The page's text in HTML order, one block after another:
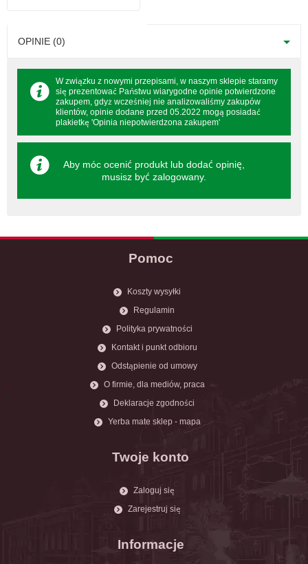
OPINIE (0)
W związku z nowymi przepisami, w naszym sklepie staramy
się prezentować Państwu wiarygodne opinie potwierdzone
zakupem, gdyż wcześniej nie analizowaliśmy zakupów
klientów, opinie dodane przed 05.2022 mogą posiadać
plakietkę 'Opinia niepotwierdzona zakupem'
Aby móc ocenić produkt lub dodać opinię,
musisz być zalogowany.
Pomoc
Koszty wysyłki
Regulamin
Polityka prywatności
Kontakt i punkt odbioru
Odstąpienie od umowy
O firmie, dla mediów, praca
Deklaracje zgodności
Yerba mate sklep - mapa
Twoje konto
Zaloguj się
Zarejestruj się
Informacje